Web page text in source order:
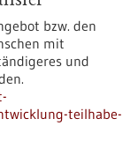
bzw. den
mit
und
teilhabe-